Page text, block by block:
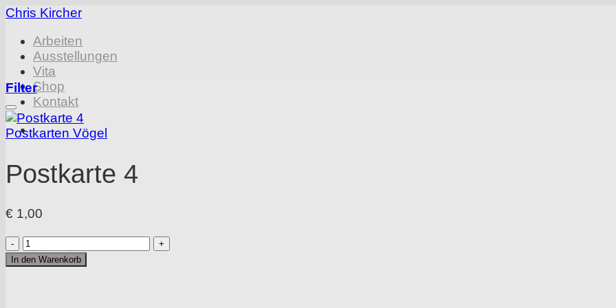
Zum
springen
Chris Kircher
Arbeiten
Ausstellungen
Vita
Shop
Kontakt
Filter
Postkarten Vögel
Postkarte 4
€ 1,00
Postkarte
4
Menge
In den Warenkorb